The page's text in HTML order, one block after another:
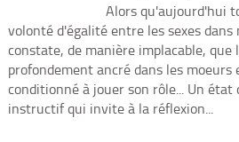
Alors qu'aujourd'hui
volonté d'égalité entre les sexes
constate, de manière implacable, que
profondement ancré dans les moeurs
conditionné à jouer son rôle... Un
instructif qui invite à la réflexion...